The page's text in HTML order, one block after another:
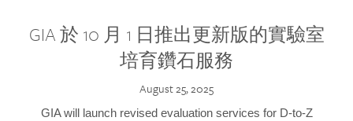
GIA 於 10 月 1 日推出更新版的實驗室
培育鑽石服務
August 25, 2025
GIA will launch revised evaluation services for D-to-Z